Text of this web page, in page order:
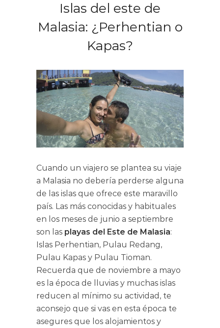
Islas del este de
Malasia: ¿Perhentian o
Kapas?
Cuando un viajero se plantea su viaje
a Malasia no debería perderse alguna
de las islas que ofrece este maravillo
país. Las más conocidas y habituales
en los meses de junio a septiembre
son las playas del Este de Malasia:
Islas Perhentian, Pulau Redang,
Pulau Kapas y Pulau Tioman.
Recuerda que de noviembre a mayo
es la época de lluvias y muchas islas
reducen al mínimo su actividad, te
aconsejo que si vas en esta época te
asegures que los alojamientos y